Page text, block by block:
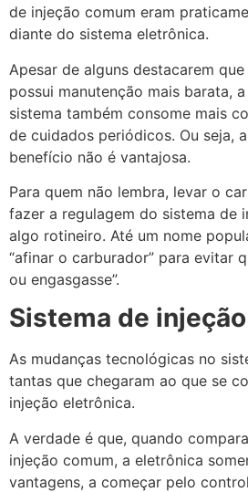
de injeção comum eram
diante do sistema eletrônica.
Apesar de alguns destacarem
possui manutenção mais barata,
sistema também consome mais
de cuidados periódicos. Ou seja,
benefício não é vantajosa.
Para quem não lembra, levar o
fazer a regulagem do sistema de
algo rotineiro. Até um nome
“afinar o carburador” para evitar
ou engasgasse”.
Sistema de
As mudanças tecnológicas no
tantas que chegaram ao que se
injeção eletrônica.
A verdade é que, quando
injeção comum, a eletrônica
vantagens, a começar pelo